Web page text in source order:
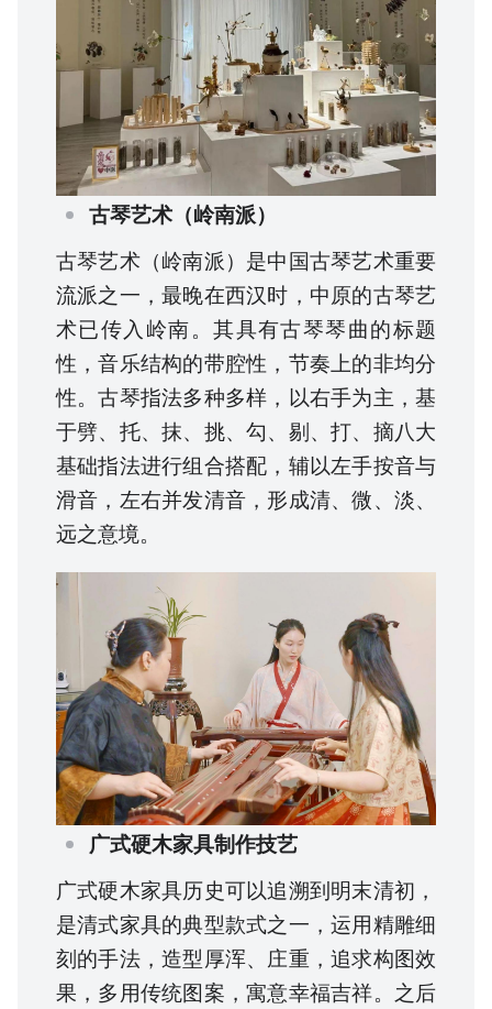
古琴艺术（岭南派）
古琴艺术（岭南派）是中国古琴艺术重要
流派之一，最晚在西汉时，中原的古琴艺
术已传入岭南。其具有古琴琴曲的标题
性，音乐结构的带腔性，节奏上的非均分
性。古琴指法多种多样，以右手为主，基
于劈、托、抹、挑、勾、剔、打、摘八大
基础指法进行组合搭配，辅以左手按音与
滑音，左右并发清音，形成清、微、淡、
远之意境。
广式硬木家具制作技艺
广式硬木家具历史可以追溯到明末清初，
是清式家具的典型款式之一，运用精雕细
刻的手法，造型厚浑、庄重，追求构图效
果，多用传统图案，寓意幸福吉祥。之后